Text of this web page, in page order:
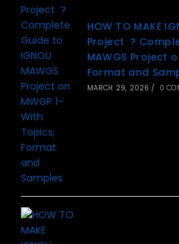
HOW TO MAKE
Project ?
MAWGS Project
Format and
MARCH 29, 2026 / 0